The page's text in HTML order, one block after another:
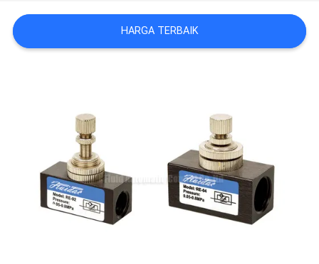
PERMINTAAN
PENAWARAN
SITEMAP
PRIVACY
POLICY
HARGA TERBAIK